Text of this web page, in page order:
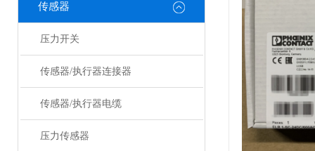
传感器
压力开关
传感器/执行器连接器
传感器/执行器电缆
压力传感器